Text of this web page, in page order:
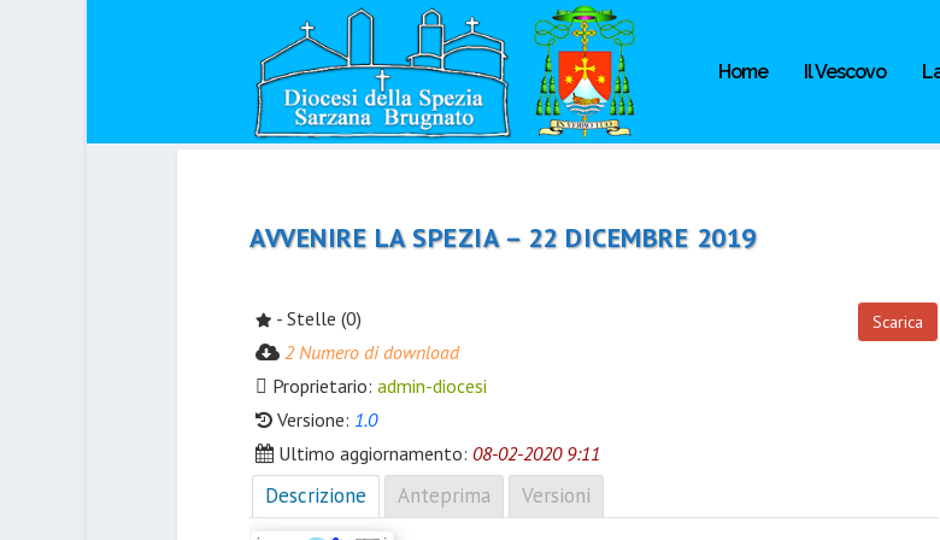
Home Il Vescovo
AVVENIRE LA SPEZIA – 22 DICEMBRE 2019
Scarica
- Stelle (0)
2 Numero di download
Proprietario: admin-diocesi
Versione: 1.0
Ultimo aggiornamento: 08-02-2020 9:11
Descrizione Anteprima Versioni